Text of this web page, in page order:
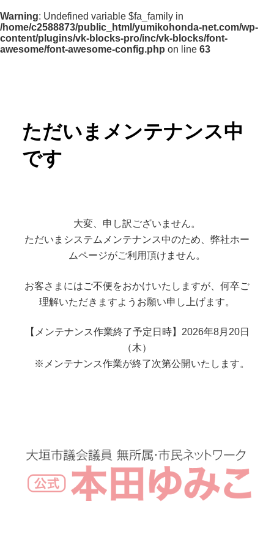
Warning: Undefined variable $fa_family in
/home/c2588873/public_html/yumikohonda-net.com/wp-
content/plugins/vk-blocks-pro/inc/vk-blocks/font-
awesome/font-awesome-config.php on line 63
ただいまメンテナンス中
です
大変、申し訳ございません。
ただいまシステムメンテナンス中のため、弊社ホー
ムページがご利用頂けません。
お客さまにはご不便をおかけいたしますが、何卒ご
理解いただきますようお願い申し上げます。
【メンテナンス作業終了予定日時】2026年8月20日
（木）
※メンテナンス作業が終了次第公開いたします。